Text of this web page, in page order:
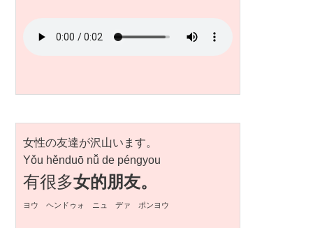
女性の友達が沢山います。
Yǒu hěnduō nǚ de péngyou
有很多女的朋友。
ヨウ ヘンドゥォ ニュ デァ ポンヨウ